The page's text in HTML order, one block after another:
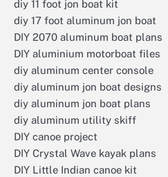
diy 11 foot jon boat kit
diy 17 foot aluminum jon boat
DIY 2070 aluminum boat plans
DIY aluminium motorboat files
diy aluminum center console
diy aluminum jon boat designs
diy aluminum jon boat plans
diy aluminum utility skiff
DIY canoe project
DIY Crystal Wave kayak plans
DIY Little Indian canoe kit